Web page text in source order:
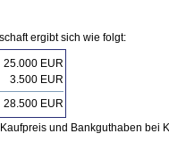
ergibt sich wie folgt:
25.000 EUR
3.500 EUR
28.500 EUR
und Bankguthaben bei